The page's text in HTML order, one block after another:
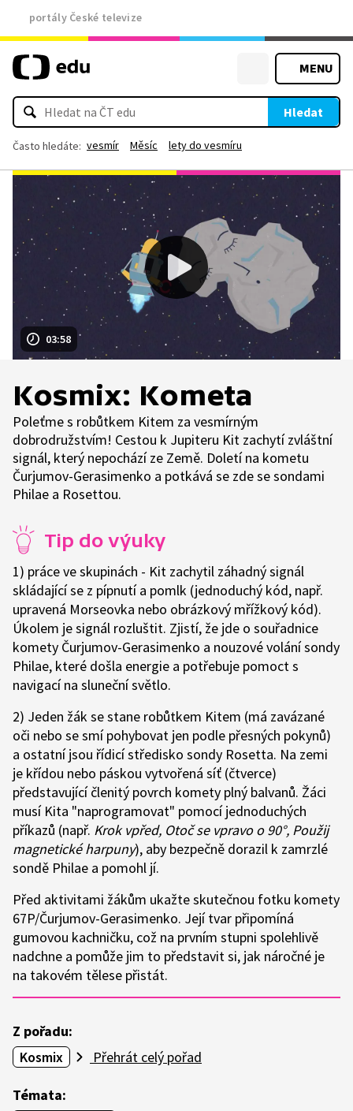
portály České televize
MENU
Hledat
Často hledáte: vesmír Měsíc lety do vesmíru
03:58
Kosmix: Kometa
Poleťme s robůtkem Kitem za vesmírným
dobrodružstvím! Cestou k Jupiteru Kit zachytí zvláštní
signál, který nepochází ze Země. Doletí na kometu
Čurjumov-Gerasimenko a potkává se zde se sondami
Philae a Rosettou.
Tip do výuky
1) práce ve skupinách - Kit zachytil záhadný signál
skládající se z pípnutí a pomlk (jednoduchý kód, např.
upravená Morseovka nebo obrázkový mřížkový kód).
Úkolem je signál rozluštit. Zjistí, že jde o souřadnice
komety Čurjumov-Gerasimenko a nouzové volání sondy
Philae, které došla energie a potřebuje pomoct s
navigací na sluneční světlo.
2) Jeden žák se stane robůtkem Kitem (má zavázané
oči nebo se smí pohybovat jen podle přesných pokynů)
a ostatní jsou řídicí středisko sondy Rosetta. Na zemi
je křídou nebo páskou vytvořená síť (čtverce)
představující členitý povrch komety plný balvanů. Žáci
musí Kita "naprogramovat" pomocí jednoduchých
příkazů (např. Krok vpřed, Otoč se vpravo o 90°, Použij
magnetické harpuny), aby bezpečně dorazil k zamrzlé
sondě Philae a pomohl jí.
Před aktivitami žákům ukažte skutečnou fotku komety
67P/Čurjumov-Gerasimenko. Její tvar připomíná
gumovou kachničku, což na prvním stupni spolehlivě
nadchne a pomůže jim to představit si, jak náročné je
na takovém tělese přistát.
Z pořadu:
Kosmix
Přehrát celý pořad
Témata: